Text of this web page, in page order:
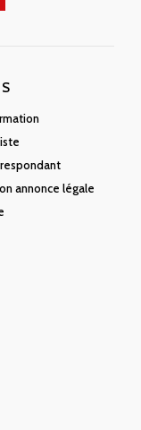
annonce légale